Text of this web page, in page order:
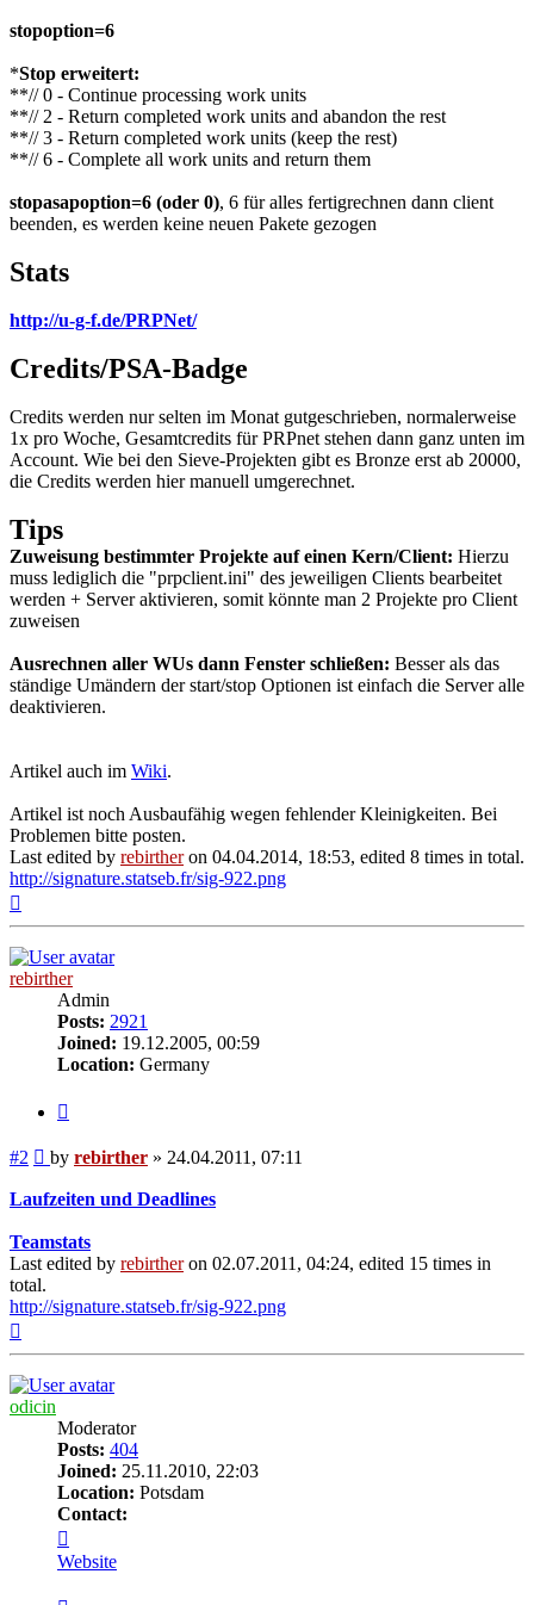
stopoption=6
*Stop erweitert:
**// 0 - Continue processing work units
**// 2 - Return completed work units and abandon the rest
**// 3 - Return completed work units (keep the rest)
**// 6 - Complete all work units and return them
stopasapoption=6 (oder 0), 6 für alles fertigrechnen dann client
beenden, es werden keine neuen Pakete gezogen
Stats
http://u-g-f.de/PRPNet/
Credits/PSA-Badge
Credits werden nur selten im Monat gutgeschrieben, normalerweise
1x pro Woche, Gesamtcredits für PRPnet stehen dann ganz unten im
Account. Wie bei den Sieve-Projekten gibt es Bronze erst ab 20000,
die Credits werden hier manuell umgerechnet.
Tips
Zuweisung bestimmter Projekte auf einen Kern/Client: Hierzu
muss lediglich die "prpclient.ini" des jeweiligen Clients bearbeitet
werden + Server aktivieren, somit könnte man 2 Projekte pro Client
zuweisen
Ausrechnen aller WUs dann Fenster schließen: Besser als das
ständige Umändern der start/stop Optionen ist einfach die Server alle
deaktivieren.
Artikel auch im Wiki.
Artikel ist noch Ausbaufähig wegen fehlender Kleinigkeiten. Bei
Problemen bitte posten.
Last edited by rebirtheron 04.04.2014, 18:53, edited 8 times in total.
http://signature.statseb.fr/sig-922.png
rebirther
Admin
Posts: 2921
Joined: 19.12.2005, 00:59
Location: Germany
#2 Post
by rebirther » 24.04.2011, 07:11
Laufzeiten und Deadlines
Teamstats
Last edited by rebirtheron 02.07.2011, 04:24, edited 15 times in
total.
http://signature.statseb.fr/sig-922.png
odicin
Moderator
Posts: 404
Joined: 25.11.2010, 22:03
Location: Potsdam
Contact:
odicin
Website